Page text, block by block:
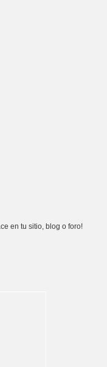
en tu sitio, blog o foro!